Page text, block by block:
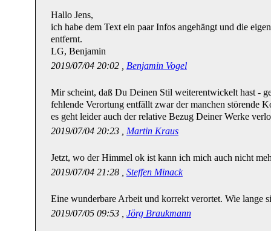
Hallo Jens,
ich habe dem Text ein paar Infos angehängt und die
entfernt.
LG, Benjamin
2019/07/04 20:02 , Benjamin Vogel
Mir scheint, daß Du Deinen Stil weiterentwickelt hast -
fehlende Verortung entfällt zwar der manchen störende
es geht leider auch der relative Bezug Deiner Werke
2019/07/04 20:23 , Martin Kraus
Jetzt, wo der Himmel ok ist kann ich mich auch nicht
2019/07/04 21:28 , Steffen Minack
Eine wunderbare Arbeit und korrekt verortet. Wie lange
2019/07/05 09:53 , Jörg Braukmann